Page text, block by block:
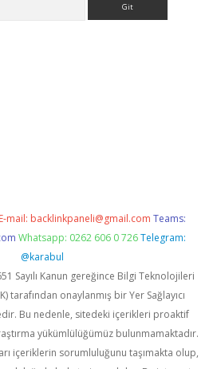
E-mail: backlinkpaneli@gmail.com Teams:
Whatsapp: 0262 606 0 726 Telegram:
@karabul
Sayılı Kanun gereğince Bilgi Teknolojileri
tarafından onaylanmış bir Yer Sağlayıcı
Bu nedenle, sitedeki içerikleri proaktif
yükümlülüğümüz bulunmamaktadır.
içeriklerin sorumluluğunu taşımakta olup,